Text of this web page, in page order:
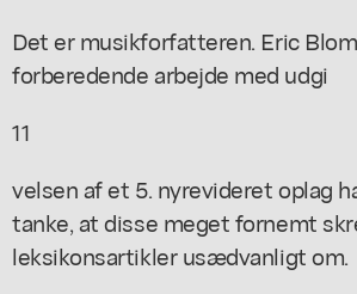
Det er musikforfatteren. Eric
forberedende arbejde med udgi
11
velsen af et 5. nyrevideret oplag
tanke, at disse meget fornemt
leksikonsartikler usædvanligt om.